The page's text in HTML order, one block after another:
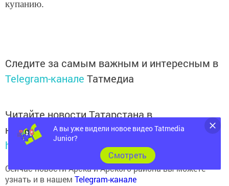
Telegram-каналеТатмедиа
национальном мессенджере MАХ:
https://max.ru/tatmedia
Сейчас новости Арска и Арского района вы можете
узнать и в нашемTelegram-канале
А вы уже видели новое видео Tatmedia
Junior?
Cмотреть